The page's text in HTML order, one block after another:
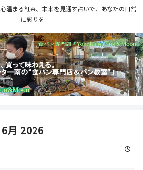
温まる紅茶、未来を見通す占いで、あなたの日常
に彩りを
月 2026